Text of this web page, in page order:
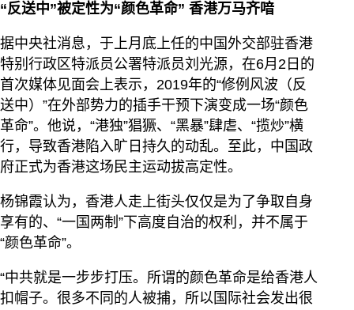
“反送中”被定性为“颜色革命” 香港万马齐喑
据中央社消息，于上月底上任的中国外交部驻香港
特别行政区特派员公署特派员刘光源，在6月2日的
首次媒体见面会上表示，2019年的“修例风波（反
送中）”在外部势力的插手干预下演变成一场“颜色
革命”。他说，“港独”猖獗、“黑暴”肆虐、“揽炒”横
行，导致香港陷入旷日持久的动乱。至此，中国政
府正式为香港这场民主运动拔高定性。
杨锦霞认为，香港人走上街头仅仅是为了争取自身
享有的、“一国两制”下高度自治的权利，并不属于
“颜色革命”。
“中共就是一步步打压。所谓的颜色革命是给香港人
扣帽子。很多不同的人被捕，所以国际社会发出很